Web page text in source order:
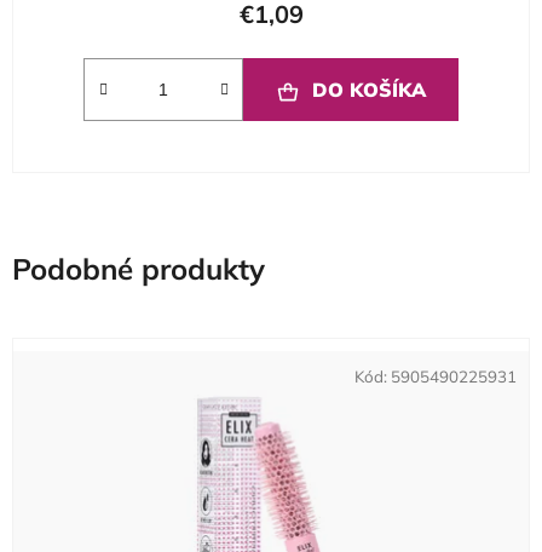
€1,09
DO KOŠÍKA
Podobné produkty
Kód: 5905490225931